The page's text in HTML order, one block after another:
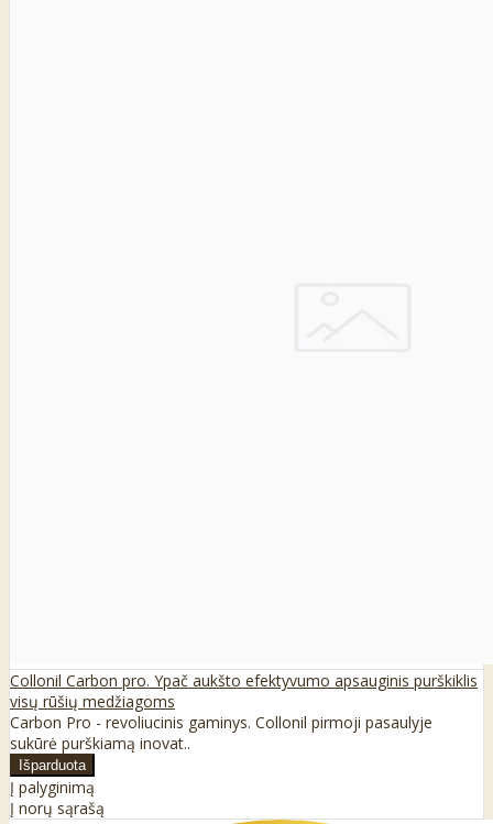
Collonil Carbon pro. Ypač aukšto efektyvumo apsauginis purškiklis
visų rūšių medžiagoms
Carbon Pro - revoliucinis gaminys. Collonil pirmoji pasaulyje
sukūrė purškiamą inovat..
Į palyginimą
Į norų sąrašą